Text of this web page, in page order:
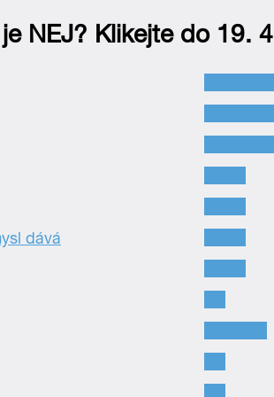
je NEJ? Klikejte do 19.
dává